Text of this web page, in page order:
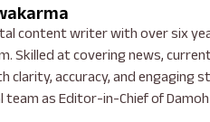
content writer with over six
Skilled at covering news,
accuracy, and engaging
as Editor-in-Chief of